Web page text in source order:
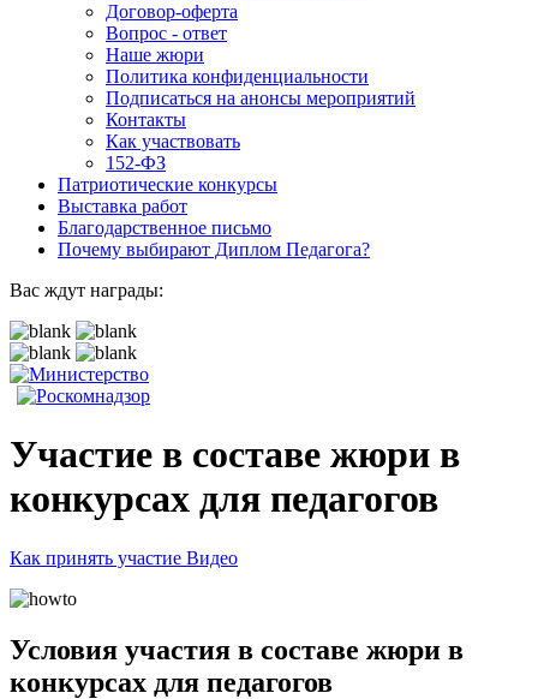
Договор-оферта
Вопрос - ответ
Наше жюри
Политика конфиденциальности
Подписаться на анонсы мероприятий
Контакты
Как участвовать
152-ФЗ
Патриотические конкурсы
Выставка работ
Благодарственное письмо
Почему выбирают Диплом Педагога?
Вас ждут награды:
Участие в составе жюри в
конкурсах для педагогов
Как принять участие Видео
Условия участия в составе жюри в
конкурсах для педагогов